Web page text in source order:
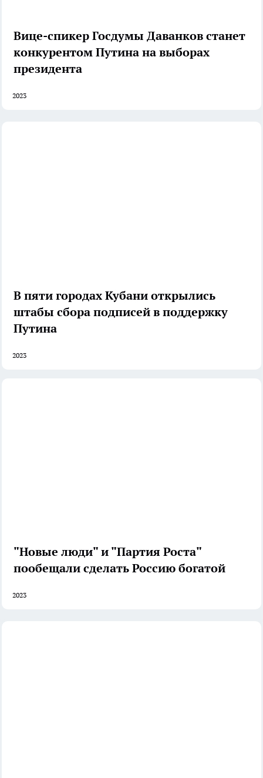
Вице-спикер Госдумы Даванков станет
конкурентом Путина на выборах
президента
2023
В пяти городах Кубани открылись
штабы сбора подписей в поддержку
Путина
2023
"Новые люди" и "Партия Роста"
пообещали сделать Россию богатой
2023